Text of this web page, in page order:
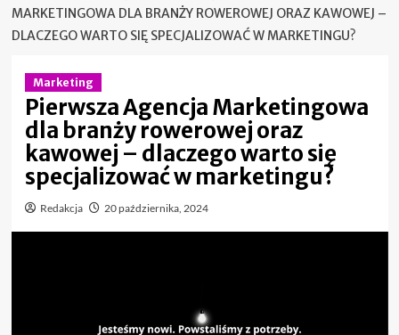
MARKETINGOWA DLA BRANŻY ROWEROWEJ ORAZ KAWOWEJ –
DLACZEGO WARTO SIĘ SPECJALIZOWAĆ W MARKETINGU?
Marketing
Pierwsza Agencja Marketingowa
dla branży rowerowej oraz
kawowej – dlaczego warto się
specjalizować w marketingu?
Redakcja 20 października, 2024